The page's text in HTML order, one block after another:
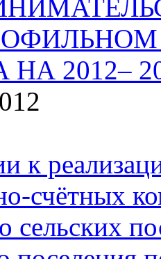
2012–
к
счётных
сельских